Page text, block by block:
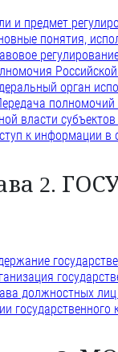
и предмет
понятия,
орган
власти
к информации в
2.
должностных